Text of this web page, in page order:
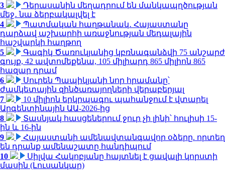
3
Դերասանին մեղադրում են մանկապղծության
մեջ․ նա ձերբակալվել է
4
Պատմական հաղթանակ․ Հայաստանը
դարձավ աշխարհի առաջնության մեդալային
հաշվարկի հաղթող
5
Գագիկ Ծառուկյանից կբռնագանձվի 75 անշարժ
գույք, 42 ավտոմեքենա, 105 միլիարդ 865 միլիոն 865
հազար դրամ
6
Սուրեն Պապիկյանի նոր հրամանը՝
ժամկետային զինծառայողների վերաբերյալ
7
10 միլիոն երկրպագու պահանջում է վտարել
Արգենտինային ԱԱ-2026-ից
8
Տասնյակ հասցեներում ջուր չի լինի՝ հուլիսի 15-
ին և 16-ին
9
Հայաստանի ամենավտանգավոր օձերը. որտեղ
են դրանք ամենաշատը հանդիպում
10
Սիլվա Հակոբյանը հայտնել է ցավալի կորստի
մասին (Լուսանկար)